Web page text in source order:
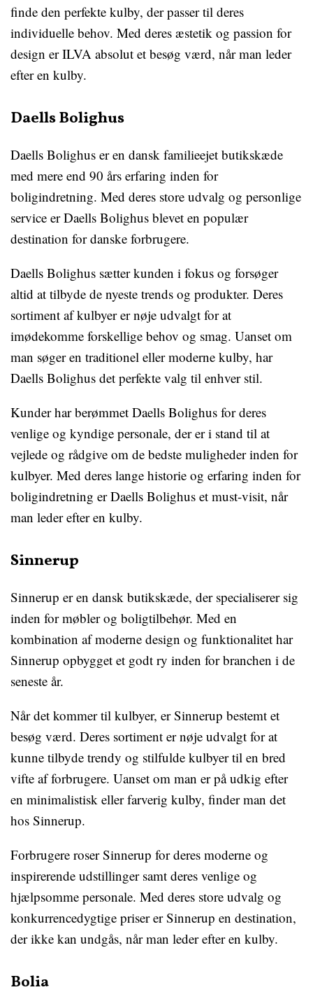
finde den perfekte kulby, der passer til deres
individuelle behov. Med deres æstetik og passion for
design er ILVA absolut et besøg værd, når man leder
efter en kulby.
Daells Bolighus
Daells Bolighus er en dansk familieejet butikskæde
med mere end 90 års erfaring inden for
boligindretning. Med deres store udvalg og personlige
service er Daells Bolighus blevet en populær
destination for danske forbrugere.
Daells Bolighus sætter kunden i fokus og forsøger
altid at tilbyde de nyeste trends og produkter. Deres
sortiment af kulbyer er nøje udvalgt for at
imødekomme forskellige behov og smag. Uanset om
man søger en traditionel eller moderne kulby, har
Daells Bolighus det perfekte valg til enhver stil.
Kunder har berømmet Daells Bolighus for deres
venlige og kyndige personale, der er i stand til at
vejlede og rådgive om de bedste muligheder inden for
kulbyer. Med deres lange historie og erfaring inden for
boligindretning er Daells Bolighus et must-visit, når
man leder efter en kulby.
Sinnerup
Sinnerup er en dansk butikskæde, der specialiserer sig
inden for møbler og boligtilbehør. Med en
kombination af moderne design og funktionalitet har
Sinnerup opbygget et godt ry inden for branchen i de
seneste år.
Når det kommer til kulbyer, er Sinnerup bestemt et
besøg værd. Deres sortiment er nøje udvalgt for at
kunne tilbyde trendy og stilfulde kulbyer til en bred
vifte af forbrugere. Uanset om man er på udkig efter
en minimalistisk eller farverig kulby, finder man det
hos Sinnerup.
Forbrugere roser Sinnerup for deres moderne og
inspirerende udstillinger samt deres venlige og
hjælpsomme personale. Med deres store udvalg og
konkurrencedygtige priser er Sinnerup en destination,
der ikke kan undgås, når man leder efter en kulby.
Bolia